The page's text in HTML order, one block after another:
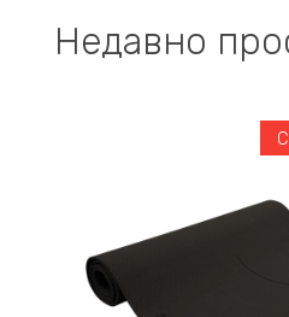
Недавно